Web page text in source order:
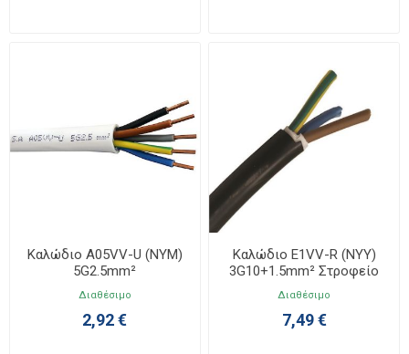
Καλώδιο A05VV-U (NYM)
5G2.5mm²
Διαθέσιμο
2,92 €
Καλώδιο E1VV-R (NYY)
3G10+1.5mm² Στροφείο
Διαθέσιμο
7,49 €